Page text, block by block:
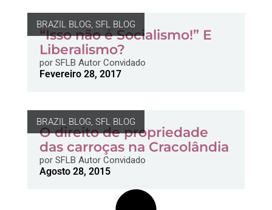
BRAZIL BLOG, SFL BLOG
“Isso não é Socialismo!” E
Liberalismo?
porSFLB Autor Convidado
Fevereiro 28, 2017
BRAZIL BLOG, SFL BLOG
O direito de propriedade
das carroças na Cracolândia
porSFLB Autor Convidado
Agosto 28, 2015